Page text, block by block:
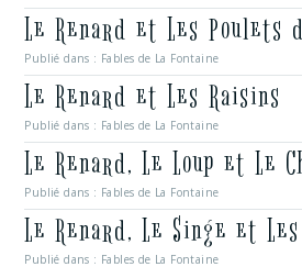
Le Renard et Les Poulets
Publié dans : Fables de La Fontaine
Le Renard et Les Raisins
Publié dans : Fables de La Fontaine
Le Renard, Le Loup et Le
Publié dans : Fables de La Fontaine
Le Renard, Le Singe et
Publié dans : Fables de La Fontaine